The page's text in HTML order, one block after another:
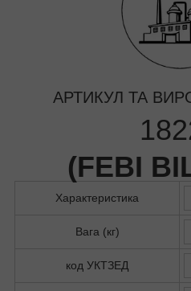
АРТИКУЛ ТА
(FEBI
Характеристика
Вага (кг)
код УКТЗЕД